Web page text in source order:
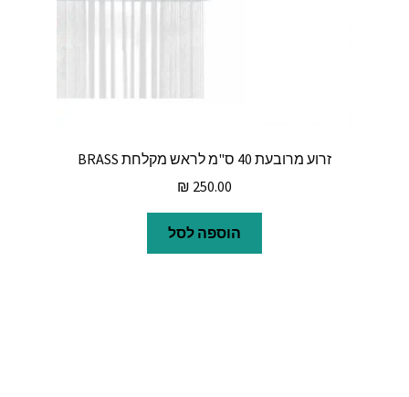
זרוע מרובעת 40 ס"מ לראש מקלחת BRASS
₪ 250.00
הוספה לסל